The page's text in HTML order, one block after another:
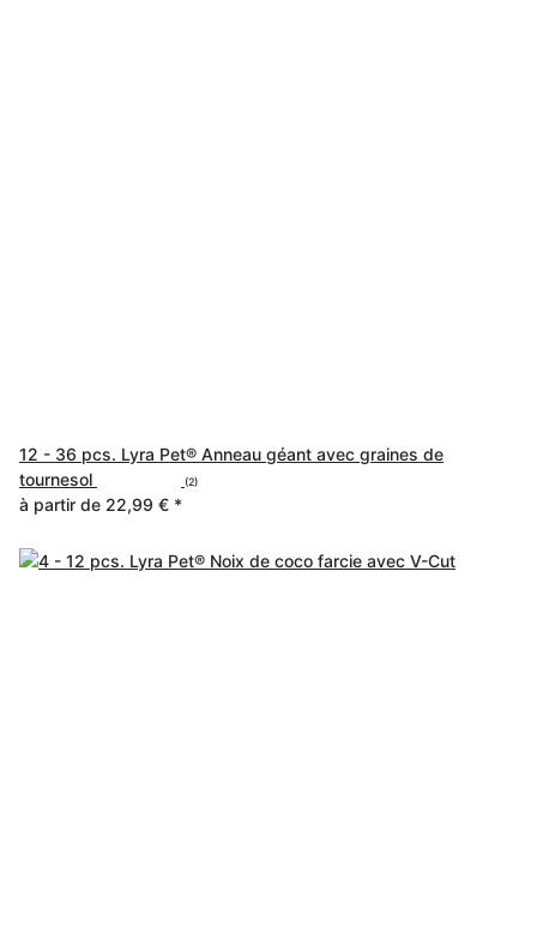
12 - 36 pcs. Lyra Pet® Anneau géant avec graines de
tournesol
(2)
à partir de 22,99 € *